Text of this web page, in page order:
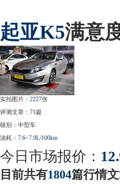
起亚K5满意
实拍图片： 2227张
评测文章： 71篇
级别：中型车
油耗： 7.6~7.9L/100km
今日市场报价：
目前共有1804篇行情